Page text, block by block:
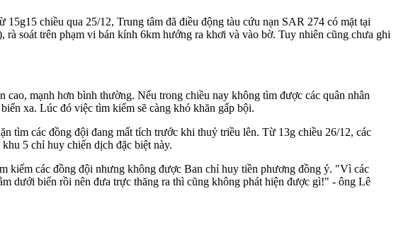
chiều qua 25/12, Trung tâm đã điều động tàu cứu nạn SAR 274 có mặt tại
soát trên phạm vi bán kính 6km hướng ra khơi và vào bờ. Tuy nhiên cũng chưa ghi
mạnh hơn bình thường. Nếu trong chiều nay không tìm được các quân nhân
xa. Lúc đó việc tìm kiếm sẽ càng khó khăn gấp bội.
tìm các đồng đội đang mất tích trước khi thuỷ triều lên. Từ 13g chiều 26/12, các
5 chỉ huy chiến dịch đặc biệt này.
kiếm các đồng đội nhưng không được Ban chỉ huy tiền phương đồng ý. "Vì các
dưới biển rồi nên đưa trực thăng ra thì cũng không phát hiện được gì!" - ông Lê